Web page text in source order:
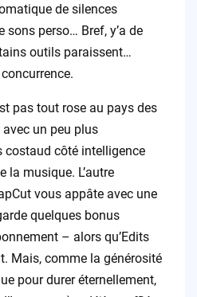
de silences
perso… Bref, y’a de
outils paraissent…
pas tout rose au pays des
un peu plus
costaud côté intelligence
la musique. L’autre
vous appâte avec une
quelques bonus
– alors qu’Edits
Mais, comme la générosité
pour durer éternellement,